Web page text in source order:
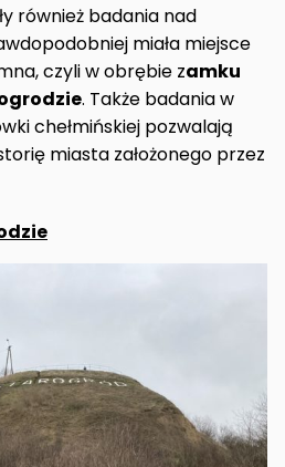
również badania nad
miała miejsce
czyli w obrębie zamku
. Także badania w
chełmińskiej pozwalają
miasta założonego przez